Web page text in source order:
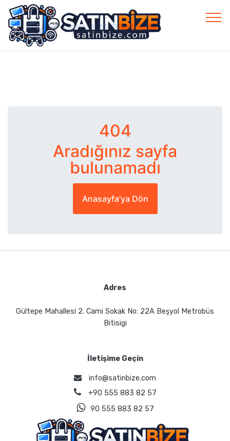
404
Aradığınız sayfa
bulunamadı
Anasayfa'ya Dön
Adres
Gültepe Mahallesi 2. Cami Sokak No: 22A Beşyol Metrobüs
Bitisigi
İletişime Geçin
info@satinbize.com
+90 555 883 82 57
90 555 883 82 57